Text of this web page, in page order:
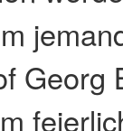
Georg